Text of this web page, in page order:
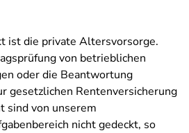
ist die private Altersvorsorge.
von betrieblichen
oder die Beantwortung
gesetzlichen Rentenversicherung
sind von unserem
nicht gedeckt, so